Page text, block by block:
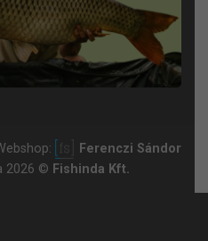
Ferenczi Sándor
2026 © Fishinda Kft.